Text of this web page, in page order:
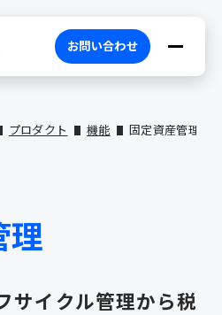
お問い合わせ
プロダクト 機能 固定資産管理
理
サイクル管理から税